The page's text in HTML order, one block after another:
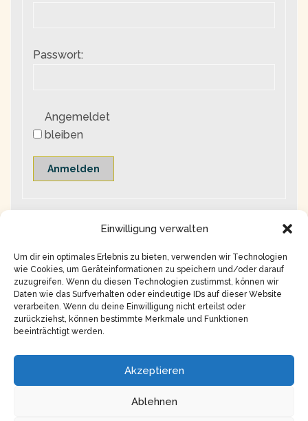
Einwilligung verwalten
Um dir ein optimales Erlebnis zu bieten, verwenden wir Technologien
wie Cookies, um Geräteinformationen zu speichern und/oder darauf
zuzugreifen. Wenn du diesen Technologien zustimmst, können wir
Daten wie das Surfverhalten oder eindeutige IDs auf dieser Website
verarbeiten. Wenn du deine Einwilligung nicht erteilst oder
zurückziehst, können bestimmte Merkmale und Funktionen
beeinträchtigt werden.
Akzeptieren
Ablehnen
Passwort:
Angemeldet
bleiben
Anmelden
Impressum
Datenschutz